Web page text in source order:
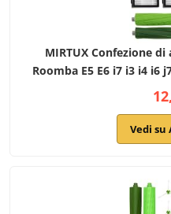
MIRTUX Confezione
Roomba E5 E6 i7 i3 i4 i6
completo per e5 e6 i7
filtri,
Vedi su